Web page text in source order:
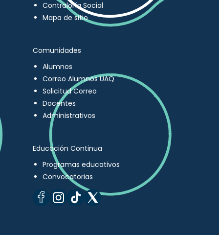
Contraloría Social
Mapa de sitio
Comunidades
Alumnos
Correo Alumnos UAQ
Solicitud Correo
Docentes
Administrativos
Educación Continua
Programas educativos
Convocatorias